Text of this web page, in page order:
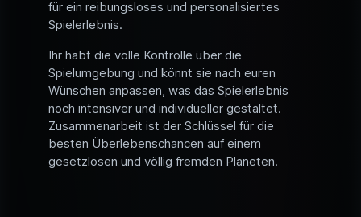
für ein reibungsloses und personalisiertes
Spielerlebnis.
Ihr habt die volle Kontrolle über die
Spielumgebung und könnt sie nach euren
Wünschen anpassen, was das Spielerlebnis
noch intensiver und individueller gestaltet.
Zusammenarbeit ist der Schlüssel für die
besten Überlebenschancen auf einem
gesetzlosen und völlig fremden Planeten.